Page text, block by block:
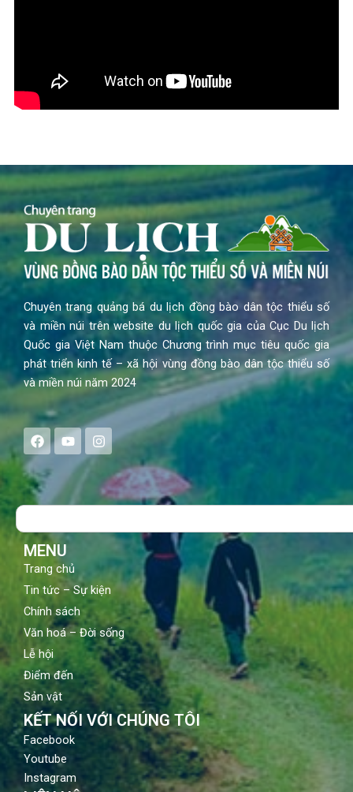
Chuyên trang quảng bá du lịch đồng bào dân tộc thiểu số
và miền núi trên website du lịch quốc gia của Cục Du lịch
Quốc gia Việt Nam thuộc Chương trình mục tiêu quốc gia
phát triển kinh tế – xã hội vùng đồng bào dân tộc thiểu số
và miền núi năm 2024
F
a
e
b
o
Y
o
t
b
I
n
s
a
g
Search
MENU
Trang chủ
Tin tức – Sự kiện
Chính sách
Văn hoá – Đời sống
Lễ hội
Điểm đến
Sản vật
KẾT NỐI VỚI CHÚNG TÔI
Facebook
Youtube
Instagram